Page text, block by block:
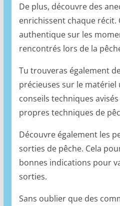
De plus, découvre des
enrichissent chaque récit.
authentique sur les
rencontrés lors de la
Tu trouveras également
précieuses sur le matériel
conseils techniques
propres techniques de
Découvre également les
sorties de pêche. Cela
bonnes indications pour
sorties.
Sans oublier que des